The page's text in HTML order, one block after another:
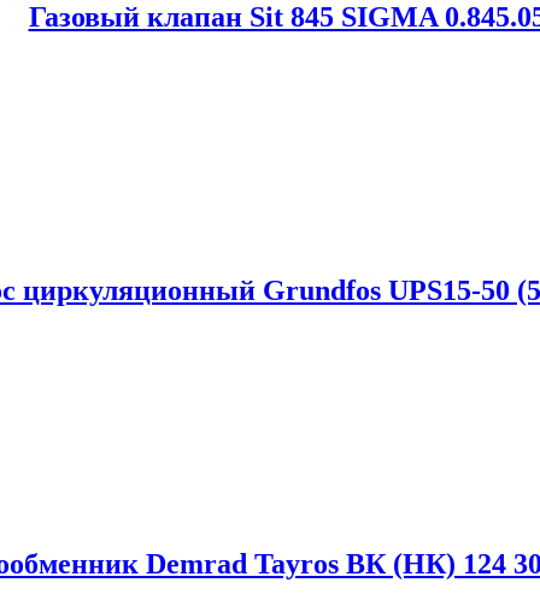
Газовый клапан Sit 845 SIGMA
циркуляционный Grundfos UPS15-50
Demrad Tayros ВК (НК) 124